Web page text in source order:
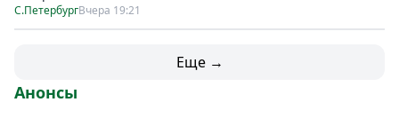
С.ПетербургВчера 19:21
Еще →
Анонсы